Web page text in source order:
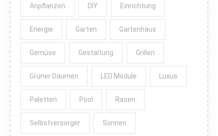
Anpflanzen DIY Einrichtung
Energie Garten Gartenhaus
Gemüse Gestaltung Grillen
Grüner Daumen LED Module Luxus
Paletten Pool Rasen
Selbstversorger Sonnen